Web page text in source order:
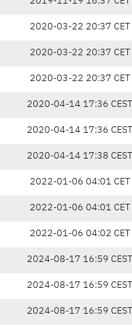
2020-03-22 20:37 CET
2020-03-22 20:37 CET
2020-03-22 20:37 CET
2020-04-14 17:36 CEST
2020-04-14 17:36 CEST
2020-04-14 17:38 CEST
2022-01-06 04:01 CET
2022-01-06 04:01 CET
2022-01-06 04:02 CET
2024-08-17 16:59 CEST
2024-08-17 16:59 CEST
2024-08-17 16:59 CEST